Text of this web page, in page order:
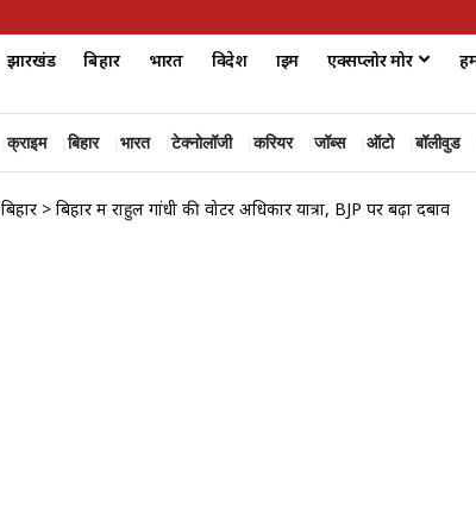
झारखंड बिहार भारत विदेश क्राइम एक्सप्लोर मोर
क्राइम बिहार भारत टेक्नोलॉजी करियर जॉब्स ऑटो बॉलीवुड
बिहार > बिहार में राहुल गांधी की वोटर अधिकार यात्रा, BJP पर बढ़ा दबाव